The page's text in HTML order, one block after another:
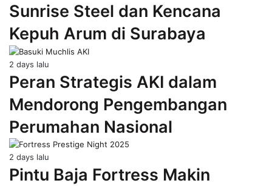
Sunrise Steel dan Kencana
Kepuh Arum di Surabaya
2 days lalu
Peran Strategis AKI dalam
Mendorong Pengembangan
Perumahan Nasional
2 days lalu
Pintu Baja Fortress Makin